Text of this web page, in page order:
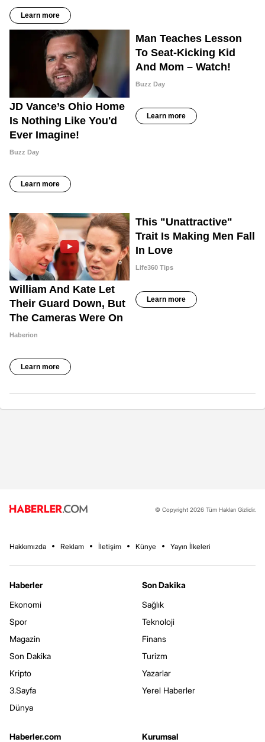
© Copyright 2026 Tüm Hakları Gizlidir.
Hakkımızda Reklam İletişim Künye Yayın İlkeleri
Haberler
Ekonomi
Spor
Magazin
Son Dakika
Kripto
3.Sayfa
Dünya
Son Dakika
Sağlık
Teknoloji
Finans
Turizm
Yazarlar
Yerel Haberler
Haberler.com
Kurumsal